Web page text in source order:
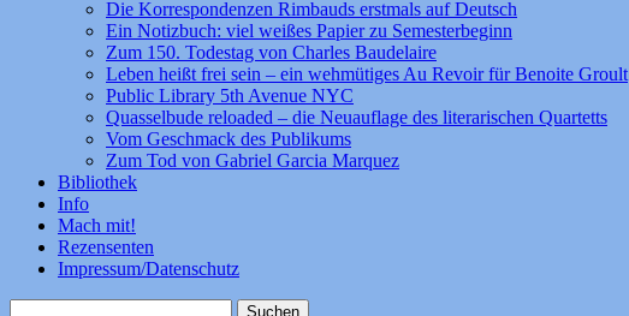
Die Korrespondenzen Rimbauds erstmals auf Deutsch
Ein Notizbuch: viel weißes Papier zu Semesterbeginn
Zum 150. Todestag von Charles Baudelaire
Leben heißt frei sein – ein wehmütiges Au Revoir für Benoite Groult
Public Library 5th Avenue NYC
Quasselbude reloaded – die Neuauflage des literarischen Quartetts
Vom Geschmack des Publikums
Zum Tod von Gabriel Garcia Marquez
Bibliothek
Info
Mach mit!
Rezensenten
Impressum/Datenschutz